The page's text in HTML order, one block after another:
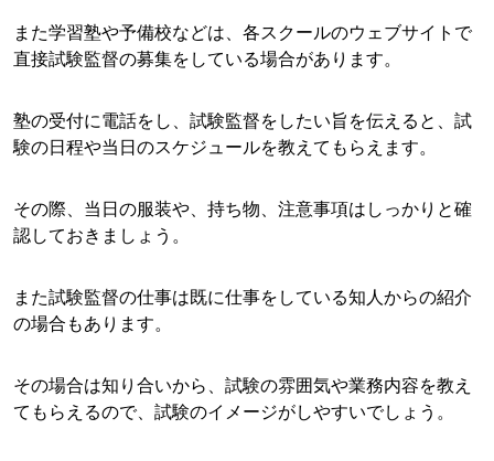
また学習塾や予備校などは、各スクールのウェブサイトで
直接試験監督の募集をしている場合があります。
塾の受付に電話をし、試験監督をしたい旨を伝えると、試
験の日程や当日のスケジュールを教えてもらえます。
その際、当日の服装や、持ち物、注意事項はしっかりと確
認しておきましょう。
また試験監督の仕事は既に仕事をしている知人からの紹介
の場合もあります。
その場合は知り合いから、試験の雰囲気や業務内容を教え
てもらえるので、試験のイメージがしやすいでしょう。